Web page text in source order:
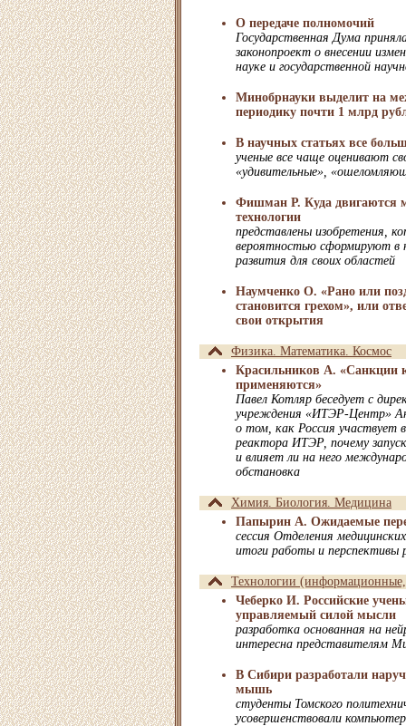
О передаче полномочий
Государственная Дума
законопроект о внесении
науке и государственной
Минобрнауки выделит на
периодику почти 1 млрд
В научных статьях все
ученые все чаще оценивают
«удивительные»,
Фишман Р. Куда двигаются
технологии
представлены изобретения,
вероятностью сформируют в
развития для своих областей
Наумченко О. «Рано или
становится грехом», или
свои открытия
Физика. Математика. Космос
Красильников А. «Санкции
применяются»
Павел Котляр беседует с
учреждения «ИТЭР-Центр»
о том, как Россия участвует
реактора ИТЭР, почему
и влияет ли на него
обстановка
Химия. Биология. Медицина
Папырин А. Ожидаемые
сессия Отделения
итоги работы и перспективы
Технологии
Чеберко И. Российские
управляемый силой мысли
разработка основанная на
интересна представителям
В Сибири разработали
мышь
студенты Томского
усовершенствовали